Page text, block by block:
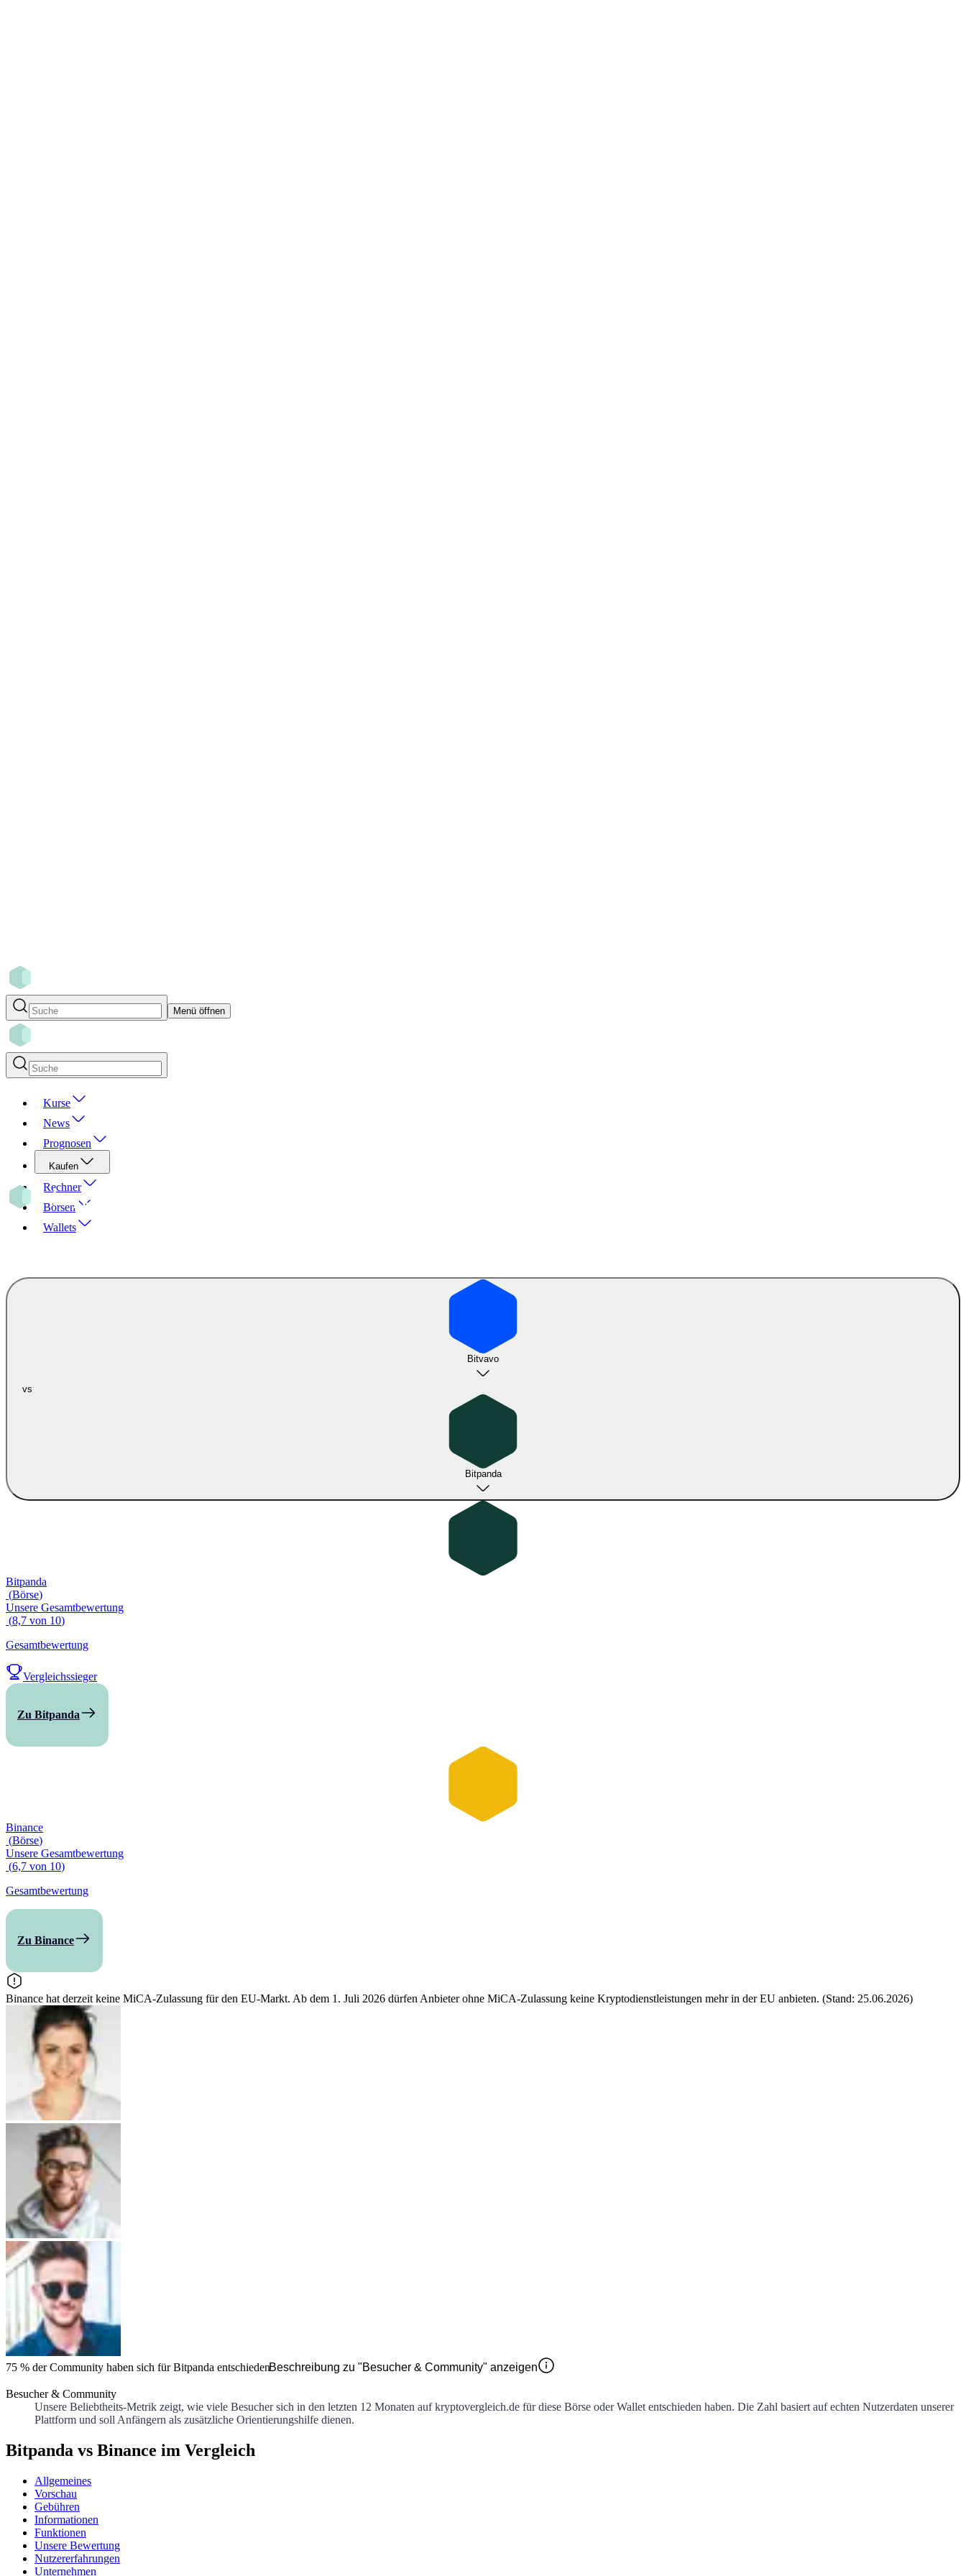
Menü öffnen
Kurse
News
Prognosen
Kaufen
Rechner
Börsen
Wallets
Bitvavo
vs
Bitpanda
Bitpanda
(Börse)
Unsere Gesamtbewertung
(8,7 von 10)
Gesamtbewertung
Vergleichssieger
Zu Bitpanda
Binance
(Börse)
Unsere Gesamtbewertung
(6,7 von 10)
Gesamtbewertung
Zu Binance
Binance hat derzeit keine MiCA-Zulassung für den EU-Markt. Ab dem 1. Juli 2026 dürfen Anbieter ohne MiCA-Zulassung keine Kryptodienstleistungen mehr in der EU anbieten. (Stand: 25.06.2026)
75 % der Community haben sich fürBitpanda entschiedenBeschreibung zu "Besucher & Community" anzeigen
Besucher & Community
Unsere Beliebtheits-Metrik zeigt, wie viele Besucher sich in den letzten 12 Monaten auf kryptovergleich.de für diese Börse oder Wallet entschieden haben. Die Zahl basiert auf echten Nutzerdaten unserer
Plattform und soll Anfängern als zusätzliche Orientierungshilfe dienen.
Bitpanda vs Binance im Vergleich
Allgemeines
Vorschau
Gebühren
Informationen
Funktionen
Unsere Bewertung
Nutzererfahrungen
Unternehmen